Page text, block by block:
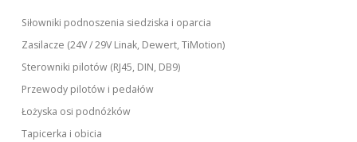
Siłowniki podnoszenia siedziska i oparcia
Zasilacze (24V / 29V Linak, Dewert, TiMotion)
Sterowniki pilotów (RJ45, DIN, DB9)
Przewody pilotów i pedałów
Łożyska osi podnóżków
Tapicerka i obicia